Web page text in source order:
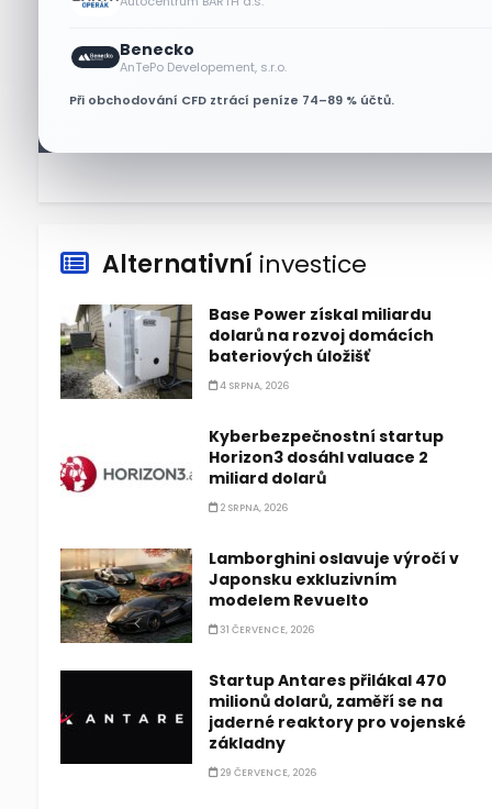
Benecko
AnTePo Developement, s.r.o.
Při obchodování CFD ztrácí peníze 74–89 % účtů.
Micron posílil o 7,6 % a zvýšil
podíl na trhu DRAM
Alternativní investice
Base Power získal miliardu
dolarů na rozvoj domácích
bateriových úložišť
4 SRPNA, 2026
Kyberbezpečnostní startup
Horizon3 dosáhl valuace 2
miliard dolarů
2 SRPNA, 2026
Lamborghini oslavuje výročí v
Japonsku exkluzivním
modelem Revuelto
31 ČERVENCE, 2026
Startup Antares přilákal 470
milionů dolarů, zaměří se na
jaderné reaktory pro vojenské
základny
29 ČERVENCE, 2026